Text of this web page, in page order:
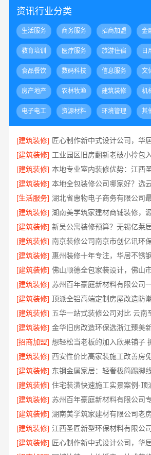
资讯行业分类
生活服务 商务服务 招商加盟 金
教育培训 医疗服务 旅游住宿 日
食品餐饮 数码科技 信息服务 文
房产地产 农林牧渔 建筑装修 机
电子电工 资源材料 环境管理 其
[建筑装修] 匠心制作新中式设计公司，华
[建筑装修]
[建筑装修]
[建筑装修]
[生活服务]
[建筑装修] 湖南美学筑家建材商铺装修，
[建筑装修]
[建筑装修] 南京装修公司南京市创亿讯环
[建筑装修] 惠州装修十年专注，华居不锈
[建筑装修]
[建筑装修]
[建筑装修] 顶派全铝高端定制房屋改造防
[建筑装修]
[建筑装修] 金华旧房改造环保选浙江臻美
[招商加盟] 想轻松当老板的加入欣果铺子
[建筑装修] 西安性价比高家装施工改善房
[建筑装修] 东钢金属家居：轻奢极简踢脚
[建筑装修] 住宅装潢快速施工实景案例-顶
[建筑装修]
[建筑装修]
[建筑装修]
[建筑装修]